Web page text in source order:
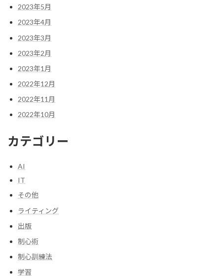
2023年5月
2023年4月
2023年3月
2023年2月
2023年1月
2022年12月
2022年11月
2022年10月
カテゴリー
AI
IT
その他
ライティング
出版
制心術
制心訓練法
学習